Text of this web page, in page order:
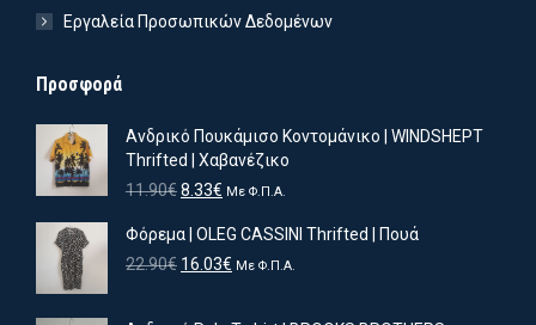
Εργαλεία Προσωπικών Δεδομένων
Προσφορά
Ανδρικό Πουκάμισο Κοντομάνικο | WINDSHEPT
Thrifted | Χαβανέζικο
11.90€Original
was:
11.90€.
8.33€ Η
τιμή
είναι:
Με Φ.Π.Α.
Φόρεμα | OLEG CASSINI Thrifted | Πουά
22.90€ Original
16.03€ ΗΜε Φ.Π.Α.